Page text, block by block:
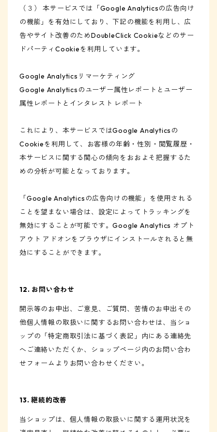
（３） 本サービスでは「Google Analyticsの広告向け
の機能」を有効にしており、下記の機能を利用し、広
告やサイト改善のためDoubleClick Cookieなどのサー
ドパーティCookieを利用しています。
Google Analyticsリマーケティング
Google Analyticsのユーザー属性レポートとユーザー
属性レポートとインタレスト レポート
これにより、本サービスではGoogle Analyticsの
Cookieを利用して、お客様の年齢・性別・閲覧履歴・
本サービスに関する関心の傾向をおおよそ把握するた
めの分析が可能となっております。
「Google Analyticsの広告向けの機能」を使用される
ことを望まない場合は、設定によってトラッキングを
無効にすることが可能です。Google Analytics オプト
アウト アドオンをブラウザにインストールされると無
効にすることができます。
12. お問い合わせ
開示等のお申出、ご意見、ご質問、苦情のお申出その
他個人情報の取扱いに関するお問い合わせは、当ショ
ップの「特定商取引法に基づく表記」内にある連絡先
へご連絡いただくか、ショップページ内のお問い合わ
せフォームよりお問い合わせください。
13. 継続的改善
当ショップは、個人情報の取扱いに関する運用状況を